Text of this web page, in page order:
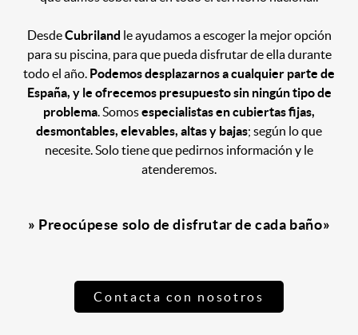
DesdeCubriland le ayudamos a escoger la mejor opción
para su piscina, para que pueda disfrutar de ella durante
todo el año. Podemos desplazarnos a cualquier parte de
España, y le ofrecemos presupuesto sin ningún tipo de
problema. Somosespecialistas en cubiertas fijas,
desmontables, elevables, altas y bajas; según lo que
necesite. Solo tiene que pedirnos información y le
atenderemos.
» Preocúpese solo de disfrutar de cada baño»
Contacta con nosotros